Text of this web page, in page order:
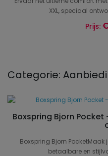
XXL, speciaal
Prijs:
Categorie:
Boxspring Bjorn
Boxspring Bjorn
betaalbare en